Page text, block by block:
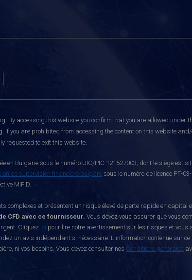
By accessing this website you confirm that you are allowed under
you are prohibited from accessing the content on this website
requested to exit this website.
en Bulgarie sous le numéro UIC/PIC 121527003, dont le siège est
de supervision financière bulgare sous le numéro de licence РГ-
MiFID.
complexes et présentent un risque élevé de perte rapide en capital
CFD avec ce fournisseur. Vous devez vous assurer que vous
Cliquez ici pour lire notre avertissement sur les risques et
un avis indépendant si nécessaire. L'information contenue sur
ni vos besoins. Vous devez consulter nos Conditions générales